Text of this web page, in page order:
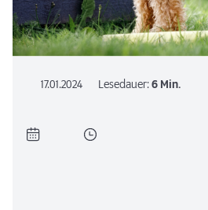
17.01.2024 Lesedauer:6 Min.